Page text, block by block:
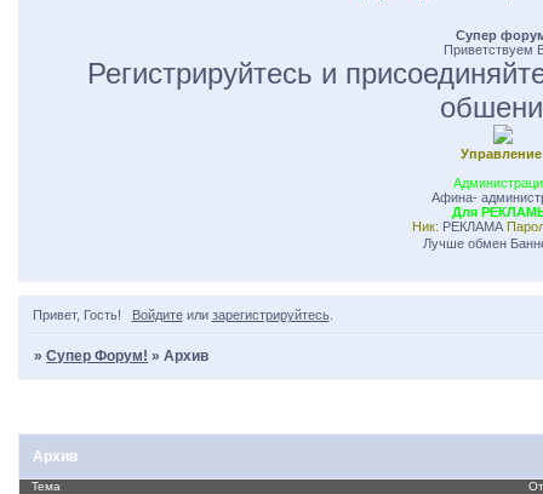
Супер
Приветствуем
Регистрируйтесь и
Афина-
Для
Ник:РЕКЛАМА
Лучше обмен
Привет, Гость! Войдитеили зарегистрируйтесь.
»Супер Форум! »Архив
Архив
Тема